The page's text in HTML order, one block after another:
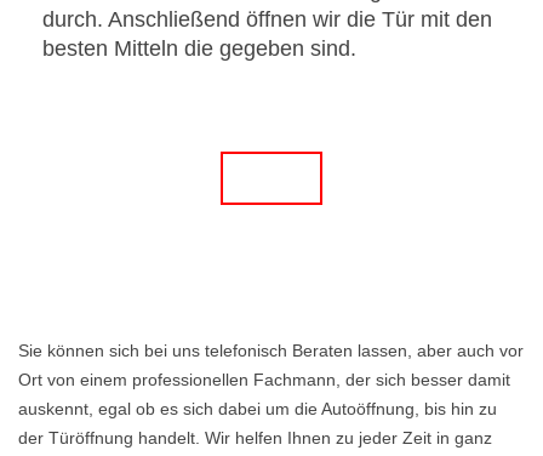
durch. Anschließend öffnen wir die Tür mit den
besten Mitteln die gegeben sind.
Sie können sich bei uns telefonisch Beraten lassen, aber auch vor
Ort von einem professionellen Fachmann, der sich besser damit
auskennt, egal ob es sich dabei um die Autoöffnung, bis hin zu
der Türöffnung handelt. Wir helfen Ihnen zu jeder Zeit in ganz